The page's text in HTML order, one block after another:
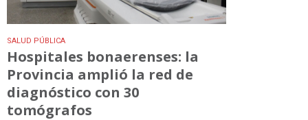
SALUD PÚBLICA
Hospitales bonaerenses: la
Provincia amplió la red de
diagnóstico con 30
tomógrafos